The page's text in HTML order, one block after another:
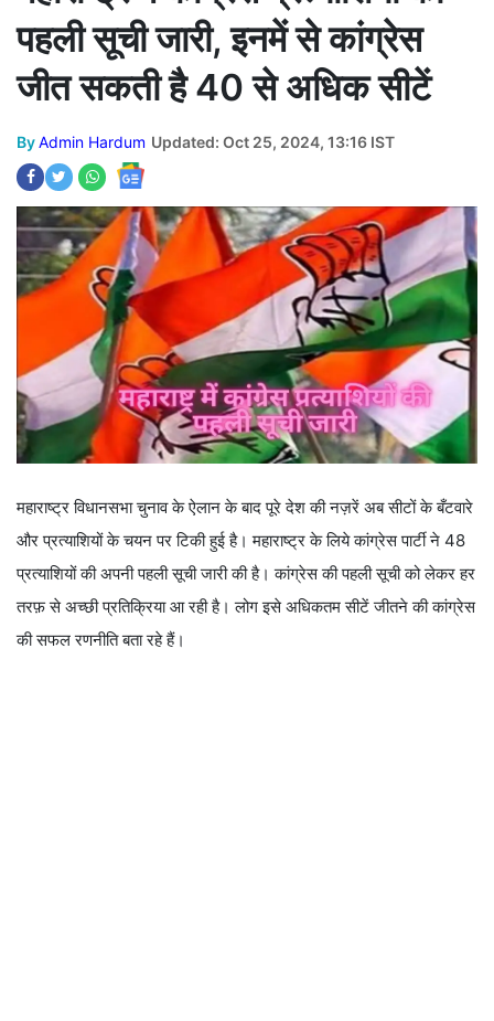
पहली सूची जारी, इनमें से कांग्रेस
जीत सकती है 40 से अधिक सीटें
ByAdmin Hardum Updated: Oct 25, 2024, 13:16 IST
महाराष्ट्र विधानसभा चुनाव के ऐलान के बाद पूरे देश की नज़रें अब सीटों के बँटवारे
और प्रत्याशियों के चयन पर टिकी हुई है। महाराष्ट्र के लिये कांग्रेस पार्टी ने 48
प्रत्याशियों की अपनी पहली सूची जारी की है। कांग्रेस की पहली सूची को लेकर हर
तरफ़ से अच्छी प्रतिक्रिया आ रही है। लोग इसे अधिकतम सीटें जीतने की कांग्रेस
की सफल रणनीति बता रहे हैं।